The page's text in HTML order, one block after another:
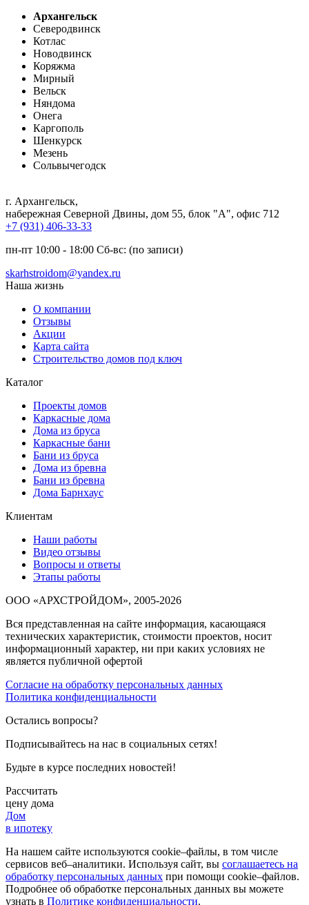
Архангельск
Северодвинск
Котлас
Новодвинск
Коряжма
Мирный
Вельск
Няндома
Онега
Каргополь
Шенкурск
Мезень
Сольвычегодск
г. Архангельск,
набережная Северной Двины, дом 55, блок "А", офис 712
+7 (931) 406-33-33
пн-пт 10:00 - 18:00 Сб-вс: (по записи)
skarhstroidom@yandex.ru
Наша жизнь
О компании
Отзывы
Акции
Карта сайта
Строительство домов под ключ
Каталог
Проекты домов
Каркасные дома
Дома из бруса
Каркасные бани
Бани из бруса
Дома из бревна
Бани из бревна
Дома Барнхаус
Клиентам
Наши работы
Видео отзывы
Вопросы и ответы
Этапы работы
ООО «АРХСТРОЙДОМ», 2005-2026
Вся представленная на сайте информация, касающаяся
технических характеристик, стоимости проектов, носит
информационный характер, ни при каких условиях не
является публичной офертой
Согласие на обработку персональных данных
Политика конфиденциальности
Остались вопросы?
Подписывайтесь на нас в социальных сетях!
Будьте в курсе последних новостей!
Рассчитать
цену дома
Дом
в ипотеку
На нашем сайте используются cookie–файлы, в том числе
сервисов веб–аналитики. Используя сайт, вы соглашаетесь на
обработку персональных данных при помощи cookie–файлов.
Подробнее об обработке персональных данных вы можете
узнать в Политике конфиденциальности.